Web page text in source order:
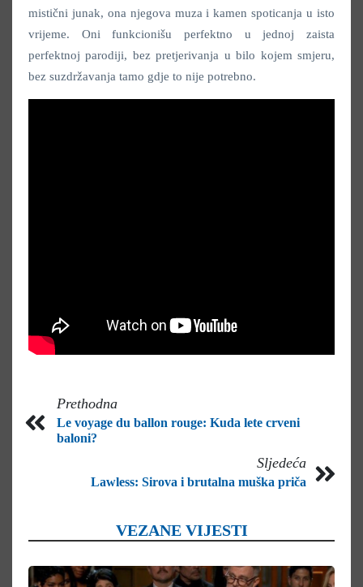
mistični junak, ona njegova muza i kamen spoticanja u isto
vrijeme. Oni funkcionišu perfektno u jednoj zaista
perfektnoj parodiji, bez pretjerivanja u bilo kojem smjeru,
bez suzdržavanja tamo gdje to nije potrebno.
Prethodna
Le voyage du ballon rouge: Kuda lete crveni
baloni?
Sljedeća
Lawless: Sirova i brutalna muška priča
VEZANE VIJESTI